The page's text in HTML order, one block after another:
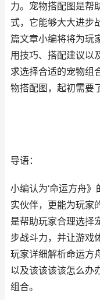
力。宠物搭配图是帮
式，它能够大大进步
篇文章小编将将为玩
用技巧、搭配建议以
求选择合适的宠物组
物搭配图，起初需要
导语：
小编认为‘命运方舟
实伙伴，更能为玩家
是帮助玩家合理选择
步战斗力，并让游戏
玩家详细解析命运方
以及该该该该怎么办
组合。